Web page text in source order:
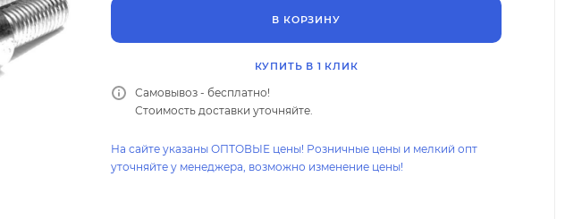
В КОРЗИНУ
КУПИТЬ В 1 КЛИК
Самовывоз - бесплатно!
Стоимость доставки уточняйте.
На сайте указаны ОПТОВЫЕ цены! Розничные цены и мелкий опт
уточняйте у менеджера, возможно изменение цены!